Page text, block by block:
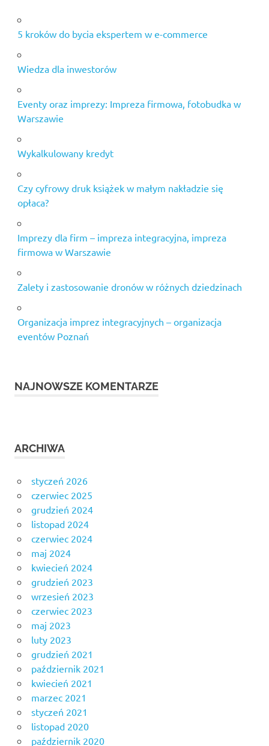
5 kroków do bycia ekspertem w e-commerce
Wiedza dla inwestorów
Eventy oraz imprezy: Impreza firmowa, fotobudka w
Warszawie
Wykalkulowany kredyt
Czy cyfrowy druk książek w małym nakładzie się
opłaca?
Imprezy dla firm – impreza integracyjna, impreza
firmowa w Warszawie
Zalety i zastosowanie dronów w różnych dziedzinach
Organizacja imprez integracyjnych – organizacja
eventów Poznań
NAJNOWSZE KOMENTARZE
ARCHIWA
styczeń 2026
czerwiec 2025
grudzień 2024
listopad 2024
czerwiec 2024
maj 2024
kwiecień 2024
grudzień 2023
wrzesień 2023
czerwiec 2023
maj 2023
luty 2023
grudzień 2021
październik 2021
kwiecień 2021
marzec 2021
styczeń 2021
listopad 2020
październik 2020